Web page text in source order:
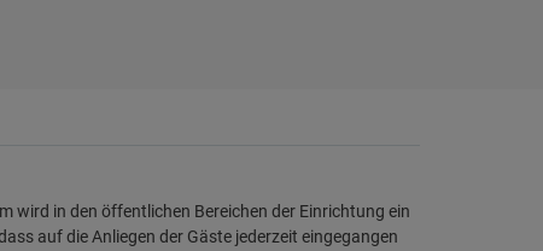
wird in den öffentlichen Bereichen der Einrichtung ein
auf die Anliegen der Gäste jederzeit eingegangen